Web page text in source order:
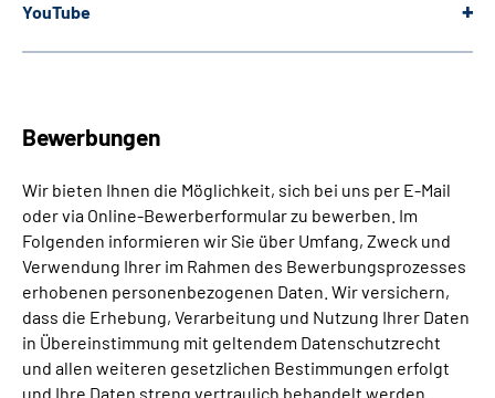
YouTube
Bewerbungen
Wir bieten Ihnen die Möglichkeit, sich bei uns per E-Mail
oder via Online-Bewerberformular zu bewerben. Im
Folgenden informieren wir Sie über Umfang, Zweck und
Verwendung Ihrer im Rahmen des Bewerbungsprozesses
erhobenen personenbezogenen Daten. Wir versichern,
dass die Erhebung, Verarbeitung und Nutzung Ihrer Daten
in Übereinstimmung mit geltendem Datenschutzrecht
und allen weiteren gesetzlichen Bestimmungen erfolgt
und Ihre Daten streng vertraulich behandelt werden.